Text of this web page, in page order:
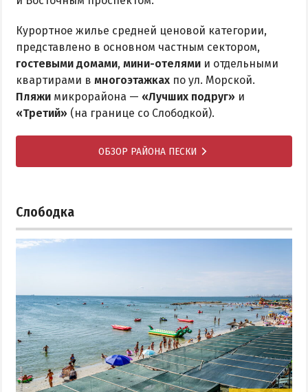
Курортное жилье средней ценовой категории,
представлено в основном частным сектором,
гостевыми домами, мини-отелями и отдельными
квартирами в многоэтажках по ул. Морской.
Пляжи микрорайона — «Лучших подруг» и
«Третий» (на границе со Слободкой).
ОБЗОР РАЙОНА ПЕСКИ
Слободка